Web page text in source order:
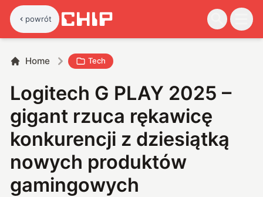
powrót
Home Tech
Logitech G PLAY 2025 –
gigant rzuca rękawicę
konkurencji z dziesiątką
nowych produktów
gamingowych